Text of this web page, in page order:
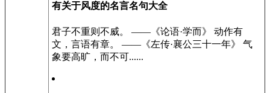
有关于风度的名言名句大全
君子不重则不威。 ——《论语·学而》 动作有
文，言语有章。 ——《左传·襄公三十一年》 气
象要高旷，而不可......